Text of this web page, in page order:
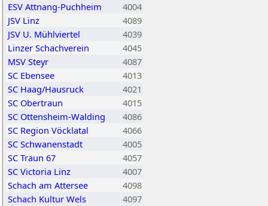
ESV Attnang-Puchheim
4004
JSV Linz
4089
JSV U. Mühlviertel
4039
Linzer Schachverein
4045
MSV Steyr
4087
SC Ebensee
4013
SC Haag/Hausruck
4021
SC Obertraun
4015
SC Ottensheim-Walding
4086
SC Region Vöcklatal
4066
SC Schwanenstadt
4005
SC Traun 67
4057
SC Victoria Linz
4007
Schach am Attersee
4098
Schach Kultur Wels
4097